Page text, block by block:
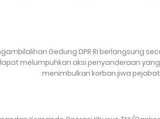
Gedung DPR RI berlangsung
melumpuhkan aksi penyanderaan
menimbulkan korban jiwa